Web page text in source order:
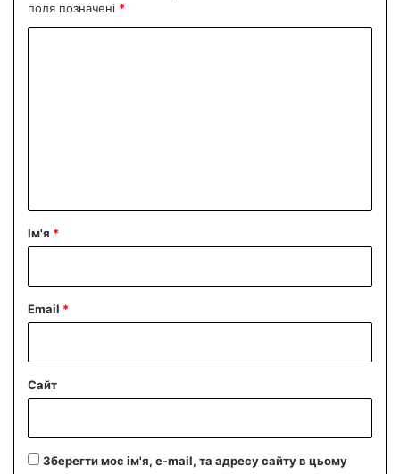
поля позначені *
рІм'я *
Email *
Сайт
Зберегти моє ім'я, e-mail, та адресу сайту в цьому